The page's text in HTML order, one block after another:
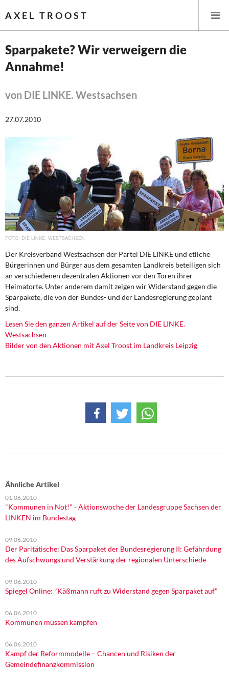
AXEL TROOST
Startseite
Themen
Leitlinien linker Wirtschafts- und Finanzpolitik
Steuer- und Finanzpolitik
Öffentliche Infrastruktur und Daseinsvorsorge
Eurokrise und Griechenland
DIE LINKE
Weitere Themen
Memo-Gruppe
Institut Solidarische Moderne
Rosa-Luxemburg-Stiftung
Sparpakete? Wir verweigern die
Annahme!
von DIE LINKE. Westsachsen
27.07.2010
DIE LINKE. WESTSACHSEN
Der Kreisverband Westsachsen der Partei DIE LINKE und etliche
Bürgerinnen und Bürger aus dem gesamten Landkreis beteiligen sich
an verschiedenen dezentralen Aktionen vor den Toren ihrer
Heimatorte. Unter anderem damit zeigen wir Widerstand gegen die
Sparpakete, die von der Bundes- und der Landesregierung geplant
sind.
Lesen Sie den ganzen Artikel auf der Seite von DIE LINKE.
Westsachsen
Bilder von den Aktionen mit Axel Troost im Landkreis Leipzig
Ähnliche Artikel
01.06.2010
"Kommunen in Not!" - Aktionswoche der Landesgruppe Sachsen der
LINKEN im Bundestag
09.06.2010
Der Paritätische: Das Sparpaket der Bundesregierung II: Gefährdung
des Aufschwungs und Verstärkung der regionalen Unterschiede
09.06.2010
Spiegel Online: "Käßmann ruft zu Widerstand gegen Sparpaket auf"
06.06.2010
Kommunen müssen kämpfen
06.06.2010
Kampf der Reformmodelle – Chancen und Risiken der
Gemeindefinanzkommission